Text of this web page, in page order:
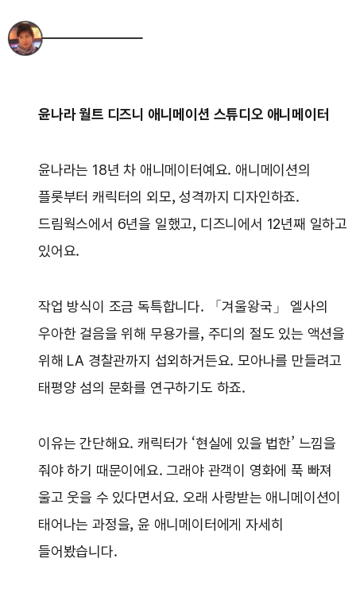
윤나라 월트 디즈니 애니메이션 스튜디오 애니메이터
윤나라는 18년 차 애니메이터예요. 애니메이션의
플롯부터 캐릭터의 외모, 성격까지 디자인하죠.
드림웍스에서 6년을 일했고, 디즈니에서 12년째 일하고
있어요.
작업 방식이 조금 독특합니다. 「겨울왕국」 엘사의
우아한 걸음을 위해 무용가를, 주디의 절도 있는 액션을
위해 LA 경찰관까지 섭외하거든요. 모아나를 만들려고
태평양 섬의 문화를 연구하기도 하죠.
이유는 간단해요. 캐릭터가 ‘현실에 있을 법한’ 느낌을
줘야 하기 때문이에요. 그래야 관객이 영화에 푹 빠져
울고 웃을 수 있다면서요. 오래 사랑받는 애니메이션이
태어나는 과정을, 윤 애니메이터에게 자세히
들어봤습니다.